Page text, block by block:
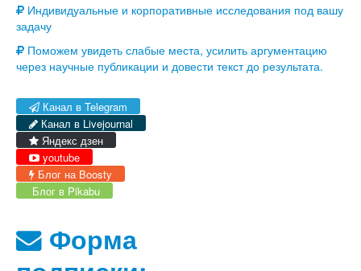
Индивидуальные и корпоративные исследования под вашу
задачу
Поможем увидеть слабые места, усилить аргументацию
через научные публикации и довести текст до результата.
Канал в Telegram
Канал в Livejournal
Яндекс дзен
youtube
Блог на Boosty
Блог в Pikabu
Форма